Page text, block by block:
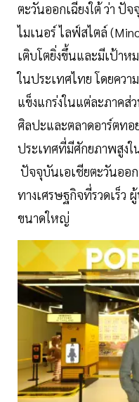
ตะวันออกเฉียงใต้ ว่า ปั
ไมเนอร์ ไลฟ์สไตล์
เติบโตยิ่งขึ้นและมีเป้าห
ในประเทศไทย โดยควา
แข็งแกร่งในแต่ละภาคส่
ศิลปะและตลาดอาร์ตท
ประเทศที่มีศักยภาพสูงใ
ปัจจุบันเอเชียตะวันออ
ทางเศรษฐกิจที่รวดเร็ว
ขนาดใหญ่